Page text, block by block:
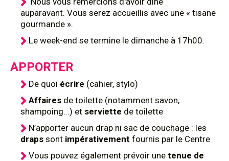
auparavant. Vous serez accueillis avec une « tisane
gourmande ».
Le week-end se termine le dimanche à 17h00.
APPORTER
De quoi écrire (cahier, stylo)
Affaires de toilette (notamment savon,
shampoing...) et serviette de toilette
N’apporter aucun drap ni sac de couchage : les
draps sont impérativement fournis par le Centre
Vous pouvez également prévoir une tenue de